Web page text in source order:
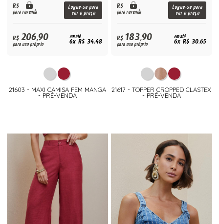
R$
para revenda
Logue-se para
ver o preço
R$206,90
para uso próprio
em até
6x R$ 34,48
21603 - MAXI CAMISA FEM MANGA
- PRÉ-VENDA
R$
para revenda
Logue-se para
ver o preço
R$183,90
para uso próprio
em até
6x R$ 30,65
21617 - TOPPER CROPPED CLASTEX
- PRÉ-VENDA